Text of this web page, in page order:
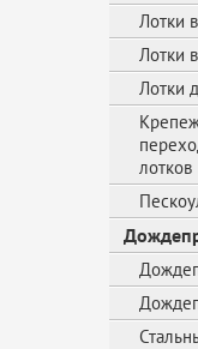
Лотки
Лотки
Лотки
лотков